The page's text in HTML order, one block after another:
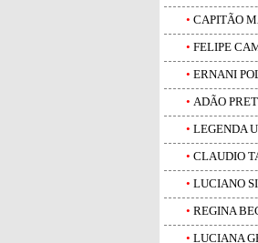
• CAPITÃO
• FELIPE
• ERNANI
• ADÃO
• LEGENDA
• CLAUDIO
• LUCIANO
• REGINA
• LUCIANA